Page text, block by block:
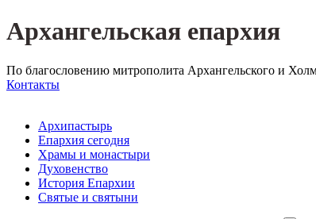
Архангельская епархия
По благословению митрополита Архангельского и
Контакты
Архипастырь
Епархия сегодня
Храмы и монастыри
Духовенство
История Епархии
Святые и святыни